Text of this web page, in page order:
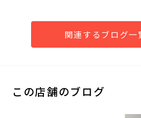
関連するブログ一
この店舗のブログ